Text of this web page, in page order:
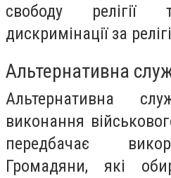
свободу
дискримінації за
Альтернативна
Альтернативна
виконання
передбачає
Громадяни, які